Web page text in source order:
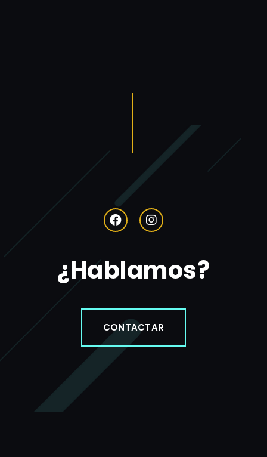
¿Hablamos?
CONTACTAR